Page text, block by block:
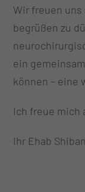
Wir freuen
begrüßen zu
ein
können – eine
Ich freue mich
Ihr Ehab Shiban